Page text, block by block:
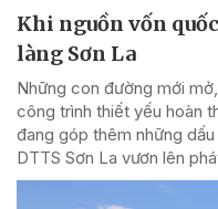
Khi nguồn vốn
làng Sơn La
Những con đường mới
công trình thiết yếu hoàn
đang góp thêm những
DTTS Sơn La vươn lên